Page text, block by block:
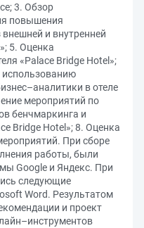
3. Обзор
повышения
и внутренней
5. Оценка
«Palace Bridge Hotel»;
использованию
в отеле
мероприятий по
бенчмаркинга и
Bridge Hotel»; 8. Оценка
При сборе
работы, были
Google и Яндекс. При
следующие
Word. Результатом
и проект